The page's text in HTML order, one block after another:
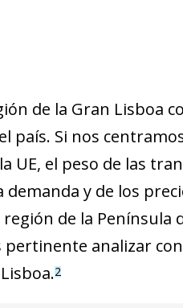
de la Gran Lisboa
país. Si nos
UE, el peso de las
demanda y de los
de la Península
analizar
2